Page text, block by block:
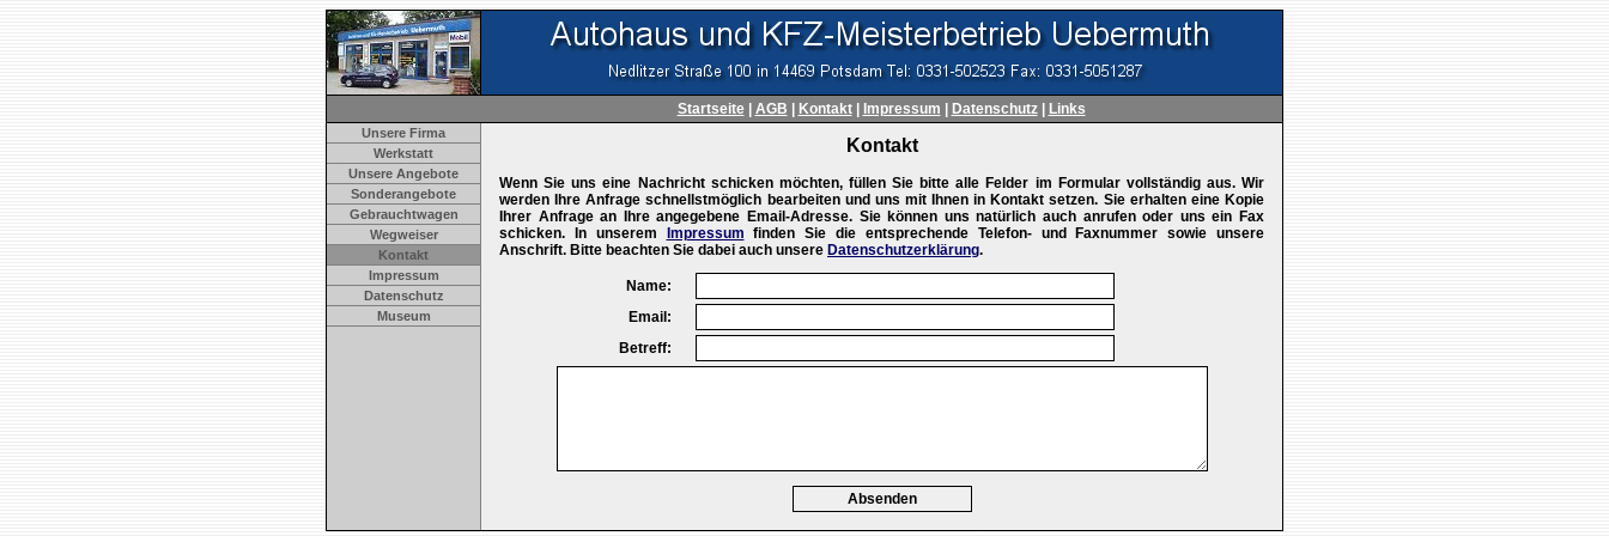
Startseite| AGB Kontakt| Impressum Datenschutz| Links
Unsere Firma
Werkstatt
Unsere Angebote
Sonderangebote
Gebrauchtwagen
Wegweiser
Kontakt
Impressum
Datenschutz
Museum
Kontakt
Wenn Sie uns eine Nachricht schicken möchten, füllen Sie bitte alle Felder im Formular vollständig aus. Wir
werden Ihre Anfrage schnellstmöglich bearbeiten und uns mit Ihnen in Kontakt setzen. Sie erhalten eine Kopie
Ihrer Anfrage an Ihre angegebene Email-Adresse. Sie können uns natürlich auch anrufen oder uns ein Fax
schicken. In unserem
Impressum finden Sie die entsprechende Telefon- und Faxnummer sowie unsere
Anschrift. Bitte beachten Sie dabei auch unsere Datenschutzerklärung.
Name:
Email:
Betreff: